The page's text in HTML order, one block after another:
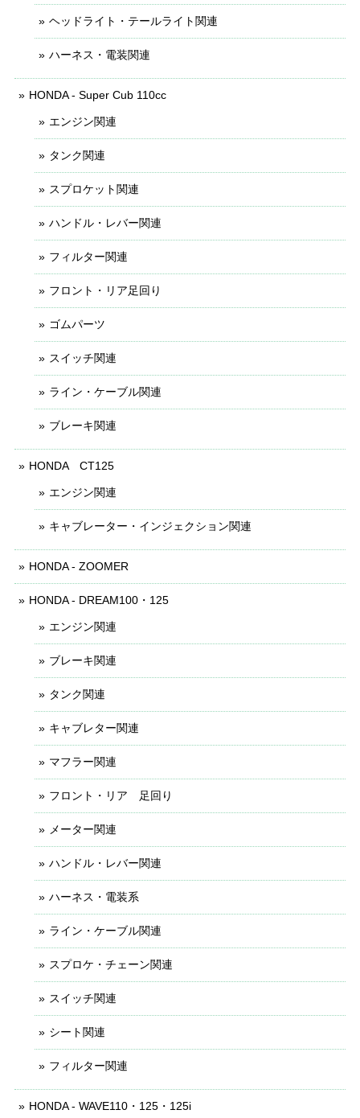
ヘッドライト・テールライト関連
ハーネス・電装関連
HONDA - Super Cub 110cc
エンジン関連
タンク関連
スプロケット関連
ハンドル・レバー関連
フィルター関連
フロント・リア足回り
ゴムパーツ
スイッチ関連
ライン・ケーブル関連
ブレーキ関連
HONDA CT125
エンジン関連
キャブレーター・インジェクション関連
HONDA - ZOOMER
HONDA - DREAM100・125
エンジン関連
ブレーキ関連
タンク関連
キャブレター関連
マフラー関連
フロント・リア 足回り
メーター関連
ハンドル・レバー関連
ハーネス・電装系
ライン・ケーブル関連
スプロケ・チェーン関連
スイッチ関連
シート関連
フィルター関連
HONDA - WAVE110・125・125i